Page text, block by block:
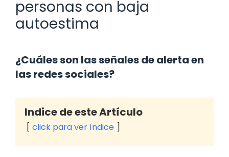
personas con baja
autoestima
¿Cuáles son las señales de alerta en
las redes sociales?
Indice de este Artículo
click para ver índice